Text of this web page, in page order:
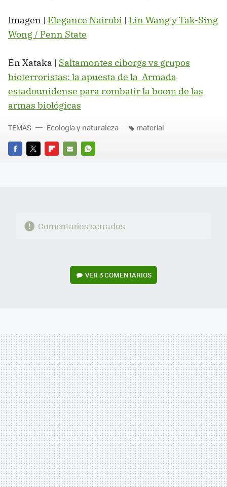
Imagen | Elegance Nairobi | Lin Wang y Tak-Sing
Wong / Penn State
En Xataka | Saltamontes ciborgs vs grupos
bioterroristas: la apuesta de la Armada
estadounidense para combatir la boom de las
armas biológicas
FACEBOOK
TWITTERFLIPBOARD
E-
WHATSAPP
TEMAS Ecología y naturaleza material
Comentarios cerrados
VER3 COMENTARIOS